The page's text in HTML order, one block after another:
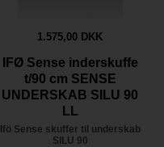
1.575,00 DKK
IFØ Sense inderskuffe
t/90 cm SENSE
UNDERSKAB SILU 90
LL
Ifö Sense skuffer til underskab
SILU 90